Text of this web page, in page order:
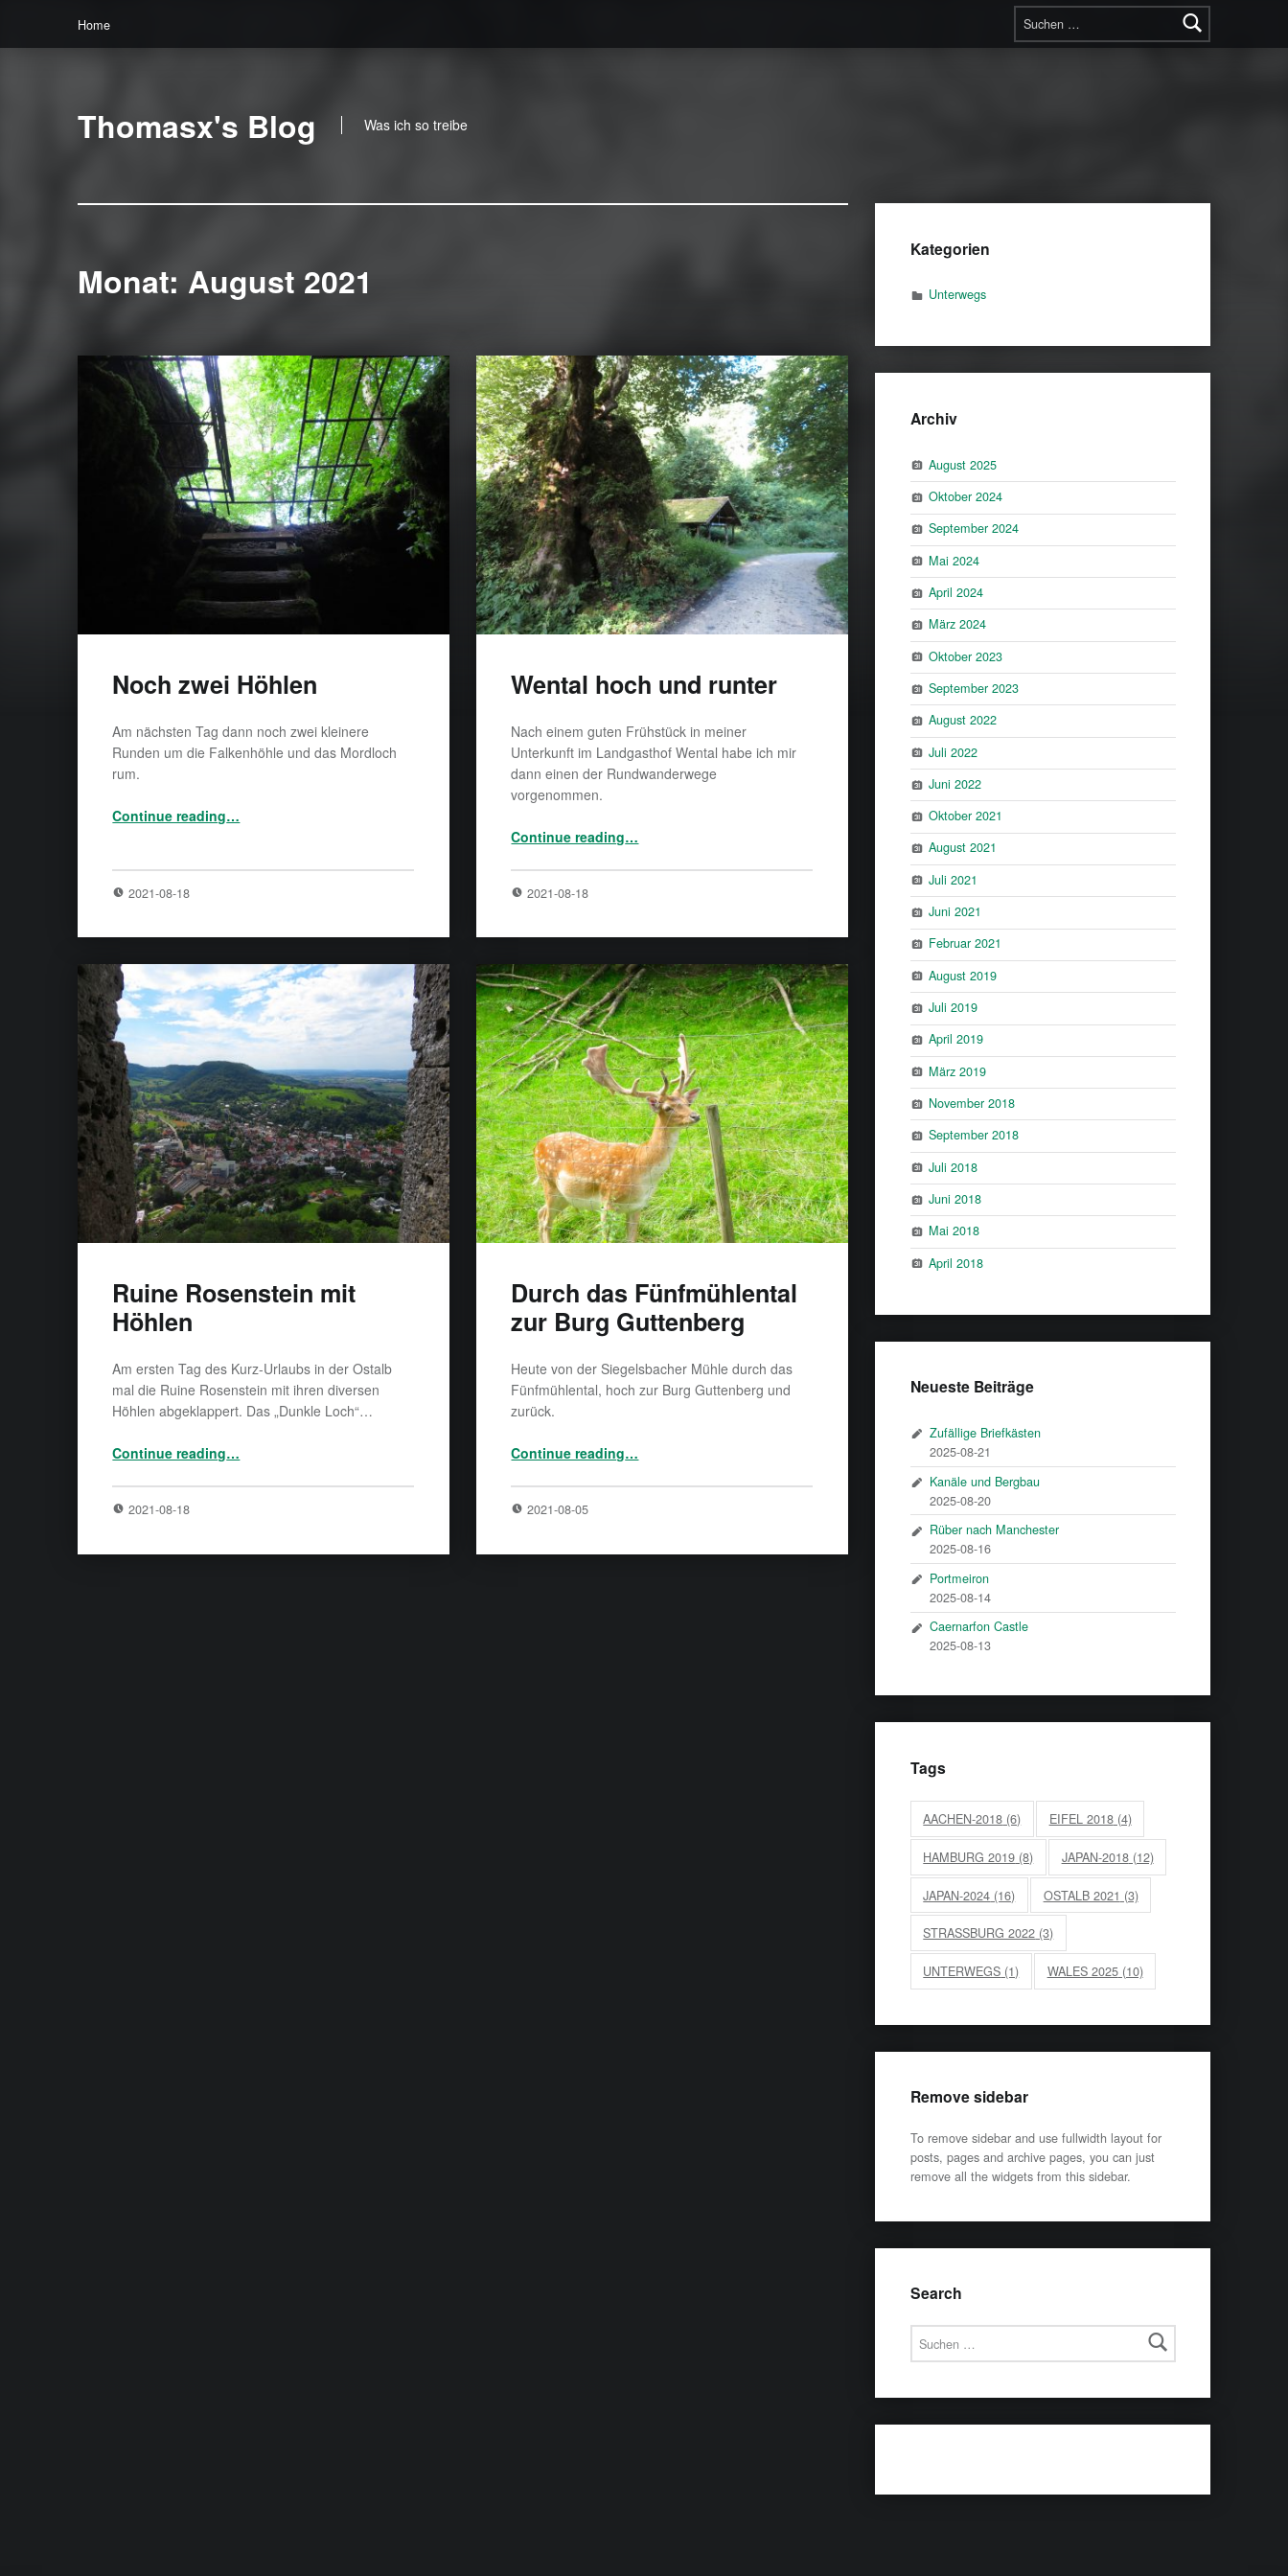
Suchen nach:
Home
Thomasx's Blog Was ich so treibe
Monat: August 2021
Noch zwei Höhlen
Am nächsten Tag dann noch zwei kleinere
Runden um die Falkenhöhle und das Mordloch
rum.
Continue reading…
2021-08-18
Wental hoch und runter
Nach einem guten Frühstück in meiner
Unterkunft im Landgasthof Wental habe ich mir
dann einen der Rundwanderwege
vorgenommen.
Continue reading…
2021-08-18
Ruine Rosenstein mit
Höhlen
Am ersten Tag des Kurz-Urlaubs in der Ostalb
mal die Ruine Rosenstein mit ihren diversen
Höhlen abgeklappert. Das „Dunkle Loch“…
Continue reading…
2021-08-18
Durch das Fünfmühlental
zur Burg Guttenberg
Heute von der Siegelsbacher Mühle durch das
Fünfmühlental, hoch zur Burg Guttenberg und
zurück.
Continue reading…
2021-08-05
Kategorien
Unterwegs
Archiv
August 2025
Oktober 2024
September 2024
Mai 2024
April 2024
März 2024
Oktober 2023
September 2023
August 2022
Juli 2022
Juni 2022
Oktober 2021
August 2021
Juli 2021
Juni 2021
Februar 2021
August 2019
Juli 2019
April 2019
März 2019
November 2018
September 2018
Juli 2018
Juni 2018
Mai 2018
April 2018
Neueste Beiträge
Zufällige Briefkästen
2025-08-21
Kanäle und Bergbau
2025-08-20
Rüber nach Manchester
2025-08-16
Portmeiron
2025-08-14
Caernarfon Castle
2025-08-13
Tags
AACHEN-2018 (6) EIFEL 2018(4)
HAMBURG 2019 (8) JAPAN-2018(12)
JAPAN-2024 (16) OSTALB 2021 (3)
STRASSBURG 2022 (3)
UNTERWEGS (1) WALES 2025(10)
Remove sidebar
To remove sidebar and use fullwidth layout for
posts, pages and archive pages, you can just
remove all the widgets from this sidebar.
Search
Suchen nach: